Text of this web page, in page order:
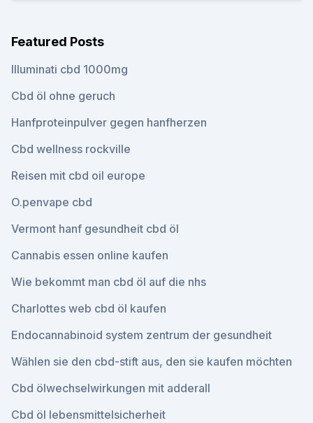
Featured Posts
Illuminati cbd 1000mg
Cbd öl ohne geruch
Hanfproteinpulver gegen hanfherzen
Cbd wellness rockville
Reisen mit cbd oil europe
O.penvape cbd
Vermont hanf gesundheit cbd öl
Cannabis essen online kaufen
Wie bekommt man cbd öl auf die nhs
Charlottes web cbd öl kaufen
Endocannabinoid system zentrum der gesundheit
Wählen sie den cbd-stift aus, den sie kaufen möchten
Cbd ölwechselwirkungen mit adderall
Cbd öl lebensmittelsicherheit